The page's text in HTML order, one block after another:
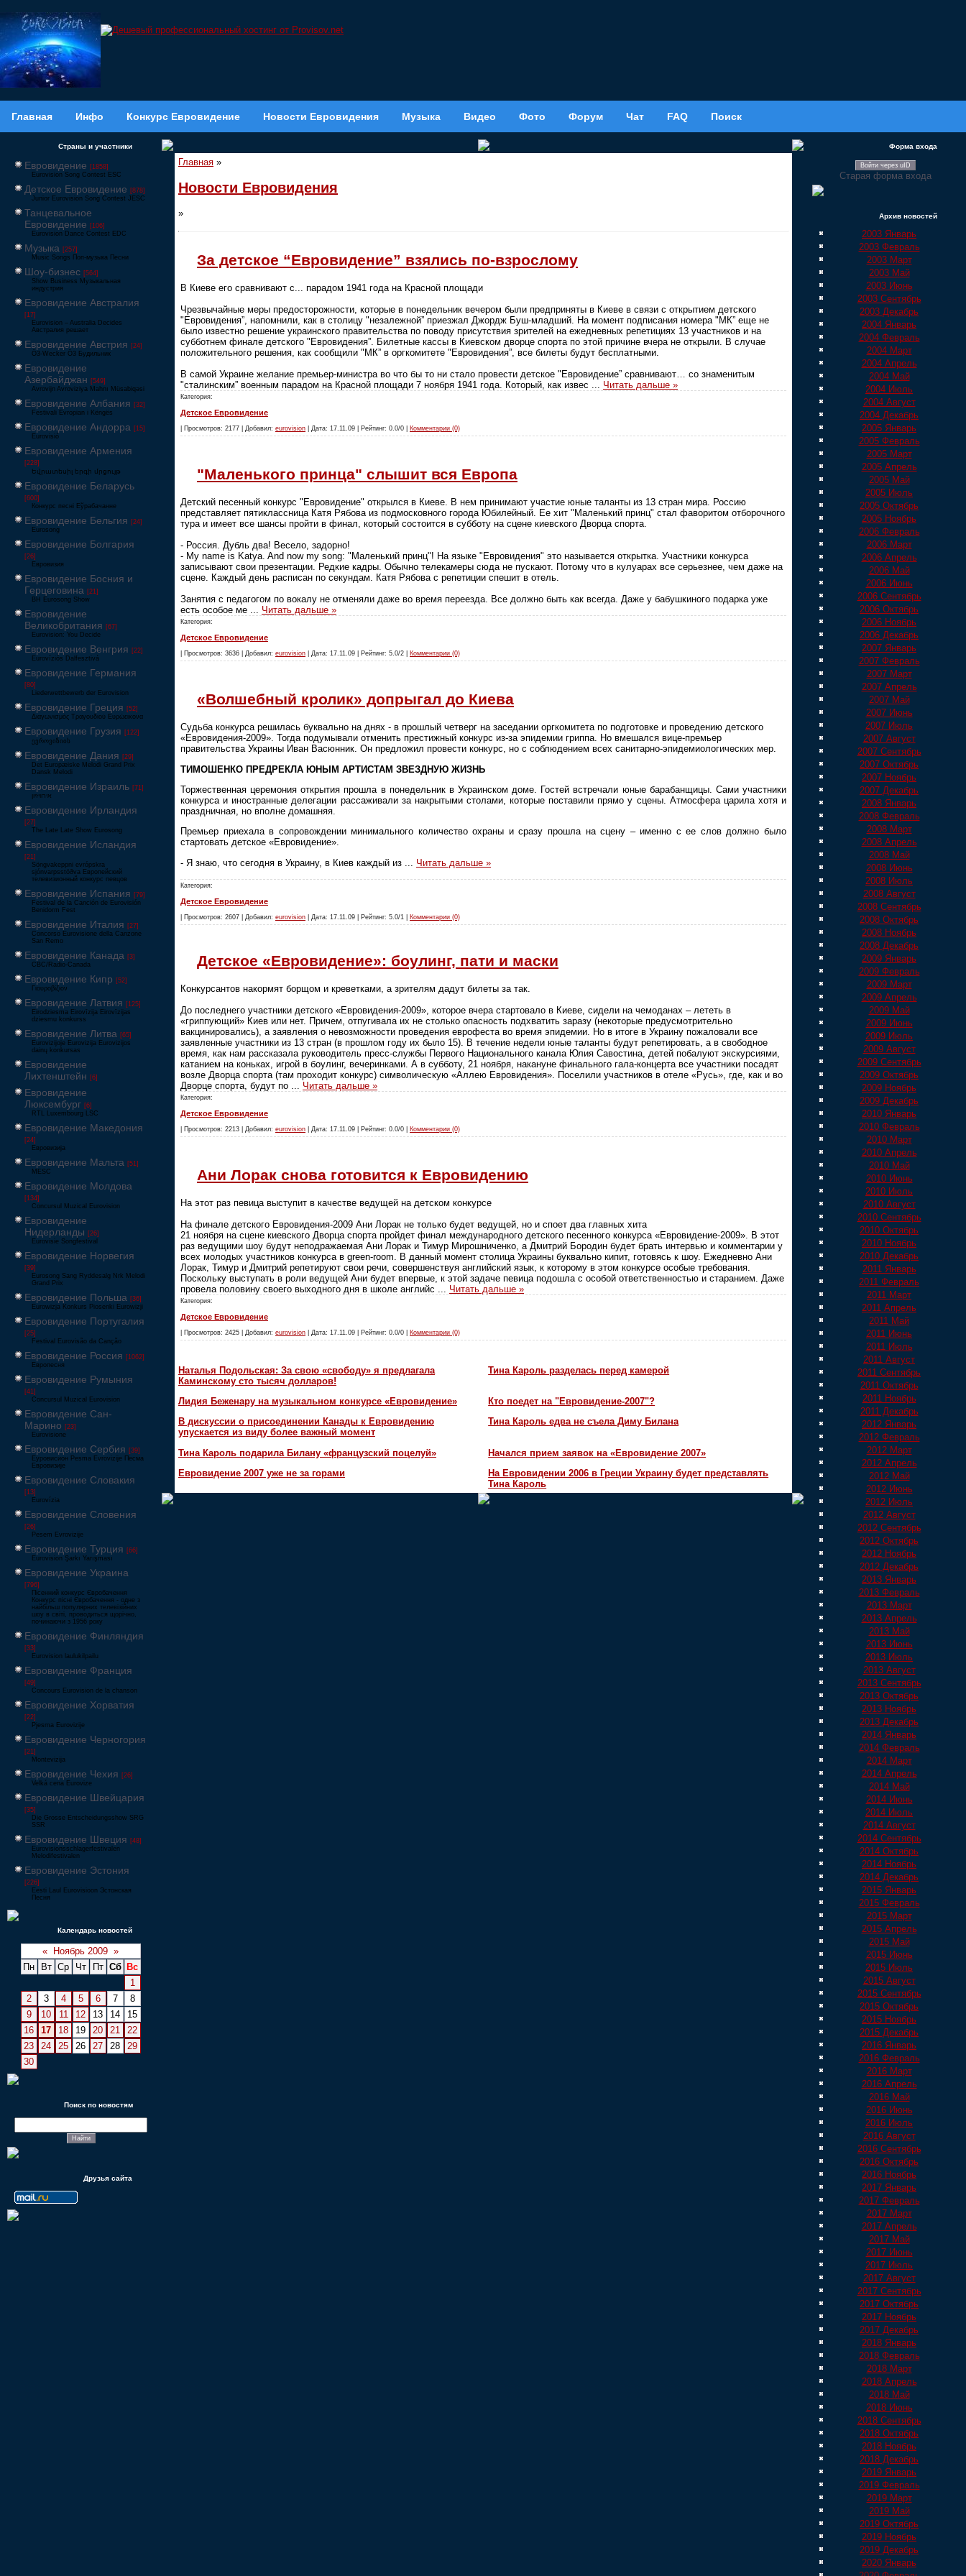
Главная Инфо Конкурс Евровидение Новости Евровидения Музыка Видео Фото Форум Чат FAQ Поиск
Страны и участники
Евровидение [1858]
Eurovision Song Contest ESC
Детское Евровидение [878]
Junior Eurovision Song Contest JESC
Танцевальное
Евровидение [106]
Eurovision Dance Contest EDC
Музыка [257]
Music Songs Поп-музыка Песни
Шоу-бизнес [564]
Show Business Музыкальная
индустрия
Евровидение Австралия
[17]
Eurovision – Australia Decides
Австралия решает
Евровидение Австрия [24]
Ö3-Wecker Ö3 Будильник
Евровидение
Азербайджан [549]
Avrovijn Avroviziya Mahnı Müsabiqəsi
Евровидение Албания [32]
Festivali Evropian i Këngës
Евровидение Андорра [15]
Eurovisió
Евровидение Армения
[228]
Եվրատեսիլ երգի մրցույթ
Евровидение Беларусь
[600]
Конкурс песні Еўрабачанне
Евровидение Бельгия [24]
Eurosong
Евровидение Болгария
[26]
Евровизия
Евровидение Босния и
Герцеговина [21]
BH Eurosong Show
Евровидение
Великобритания [67]
Eurovision: You Decide
Евровидение Венгрия [22]
Eurovíziós Dalfesztivá
Евровидение Германия
[80]
Liederwettbewerb der Eurovision
Евровидение Греция [52]
Διαγωνισμός Τραγουδιού Ευρώεικονα
Евровидение Грузия [122]
ევროვიზიის
Евровидение Дания [29]
Det Europæiske Melodi Grand Prix
Dansk Melodi
Евровидение Израиль [71]
‏אירוויזיון
Евровидение Ирландия
[27]
The Late Late Show Eurosong
Евровидение Исландия
[21]
Söngvakeppni evrópskra
sjónvarpsstöðva Европейский
телевизионный конкурс певцов
Евровидение Испания [79]
Festival de la Canción de Eurovisión
Benidorm Fest
Евровидение Италия [27]
Concorso Eurovisione della Canzone
San Remo
Евровидение Канада [3]
CBC/Radio-Canada
Евровидение Кипр [52]
Γιουροβίζιον
Евровидение Латвия [125]
Eirodziesma Eirovīzija Eirovīzijas
dziesmu konkurss
Евровидение Литва [65]
Eurovizijoje Eurovizija Eurovizijos
dainų konkursas
Евровидение
Лихтенштейн [6]
Евровидение
Люксембург [6]
RTL Luxembourg LSC
Евровидение Македония
[24]
Евровизија
Евровидение Мальта [51]
MESC
Евровидение Молдова
[134]
Concursul Muzical Eurovision
Евровидение
Нидерланды [26]
Eurovisie Songfestival
Евровидение Норвегия
[39]
Eurosong Sang Ryddesalg Nrk Melodi
Grand Prix
Евровидение Польша [36]
Eurowizja Konkurs Piosenki Eurowizji
Евровидение Португалия
[25]
Festival Eurovisão da Canção
Евровидение Россия [1062]
Европесня
Евровидение Румыния
[41]
Concursul Muzical Eurovision
Евровидение Сан-
Марино [23]
Eurovisione
Евровидение Сербия [39]
Еуровисион Pesma Evrovizije Песма
Евровизије
Евровидение Словакия
[13]
Eurovízia
Евровидение Словения
[26]
Pesem Evrovizije
Евровидение Турция [66]
Eurovision Şarkı Yarışması
Евровидение Украина
[796]
Пісенний конкурс Євробачення
Конкурс пісні Євробачення - одне з
найбільш популярних телевізійних
шоу в світі, проводиться щорічно,
починаючи з 1956 року
Евровидение Финляндия
[33]
Eurovision laulukilpailu
Евровидение Франция
[49]
Concours Eurovision de la chanson
Евровидение Хорватия
[22]
Pjesma Eurovizije
Евровидение Черногория
[21]
Montevizija
Евровидение Чехия [26]
Velká cena Eurovize
Евровидение Швейцария
[35]
Die Grosse Entscheidungsshow SRG
SSR
Евровидение Швеция [48]
Eurovisionsschlagerfestivalen
Melodifestivalen
Евровидение Эстония
[226]
Eesti Laul Eurovisioon Эстонская
Песня
Календарь новостей
« Ноябрь 2009 »
Пн
Вт Ср Чт Пт Сб
Вс
1
2
3 4 5 6 7
8
9
10 11 12 13 14
15
16
17 18 19 20 21
22
23
24 25 26 27 28
29
30
Поиск по новостям
Друзья сайта
Главная »
Новости Евровидения
»
За детское “Евровидение” взялись по-взрослому
В Киеве его сравнивают с... парадом 1941 года на Красной площади
Чрезвычайные меры предосторожности, которые в понедельник вечером были предприняты в Киеве в связи с открытием детского
"Евровидения”, напомнили, как в столицу "незалежной” приезжал Джордж Буш-младший. На момент подписания номера "МК” еще не
было известно решение украинского правительства по поводу присутствия зрителей на ежедневных репетициях 13 участников и на
субботнем финале детского "Евровидения”. Билетные кассы в Киевском дворце спорта по этой причине вчера не открыли. В случае
положительного решения, как сообщили "МК” в оргкомитете "Евровидения”, все билеты будут бесплатными.
В самой Украине желание премьер-министра во что бы то ни стало провести детское "Евровидение” сравнивают… со знаменитым
"сталинским” военным парадом на Красной площади 7 ноября 1941 года. Который, как извес ... Читать дальше »
Категория:
Детское Евровидение
| Просмотров: 2177 | Добавил: eurovision | Дата: 17.11.09 | Рейтинг: 0.0/0 | Комментарии (0)
"Маленького принца" слышит вся Европа
Детский песенный конкурс "Евровидение" открылся в Киеве. В нем принимают участие юные таланты из 13 стран мира. Россию
представляет пятиклассница Катя Рябова из подмосковного города Юбилейный. Ее хит "Маленький принц" стал фаворитом отборочного
тура и имеет все шансы пройти в финал, который состоится в субботу на сцене киевского Дворца спорта.
- Россия. Дубль два! Весело, задорно!
- My name is Katya. And now my song: "Маленький принц"! На языке "Евровидения" это называется открытка. Участники конкурса
записывают свои презентации. Редкие кадры. Обычно телекамеры сюда не пускают. Потому что в кулуарах все серьезнее, чем даже на
сцене. Каждый день расписан по секундам. Катя Рябова с репетиции спешит в отель.
Занятия с педагогом по вокалу не отменяли даже во время переезда. Все должно быть как всегда. Даже у бабушкиного подарка уже
есть особое ме ... Читать дальше »
Категория:
Детское Евровидение
| Просмотров: 3636 | Добавил: eurovision | Дата: 17.11.09 | Рейтинг: 5.0/2 | Комментарии (0)
«Волшебный кролик» допрыгал до Киева
Судьба конкурса решилась буквально на днях - в прошлый четверг на заседании оргкомитета по подготовке и проведению детского
«Евровидения-2009». Тогда подумывали отменить престижный конкурс из-за эпидемии гриппа. Но вмешался вице-премьер
правительства Украины Иван Васюнник. Он предложил провести конкурс, но с соблюдением всех санитарно-эпидемиологических мер.
ТИМОШЕНКО ПРЕДРЕКЛА ЮНЫМ АРТИСТАМ ЗВЕЗДНУЮ ЖИЗНЬ
Торжественная церемония открытия прошла в понедельник в Украинском доме. Гостей встречали юные барабанщицы. Сами участники
конкурса и иностранные делегации рассаживали за накрытыми столами, которые поставили прямо у сцены. Атмосфера царила хотя и
праздничная, но вполне домашняя.
Премьер приехала в сопровождении минимального количество охраны и сразу прошла на сцену – именно с ее слов должно было
стартовать детское «Евровидение».
- Я знаю, что сегодня в Украину, в Киев каждый из
Читать дальше »
Категория:
Детское Евровидение
| Просмотров: 2607 | Добавил: eurovision | Дата: 17.11.09 | Рейтинг: 5.0/1 | Комментарии (0)
Детское «Евровидение»: боулинг, пати и маски
Конкурсантов накормят борщом и креветками, а зрителям дадут билеты за так.
До последнего участники детского «Евровидения-2009», которое вчера стартовало в Киеве, сидели на чемоданах – лететь в
«гриппующий» Киев или нет. Причем, отпугивала их не столько опасность подхватить заразу (некоторые предусмотрительно
вакцинировались), а заявления о невозможности проведения еврофеста во время эпидемии. Но в итоге в Украину пожаловали все
заявленные участники из 13 стран (в прошлом году их было 15). В течение недели юные таланты будут репетировать, а в свободное
время, как нам рассказала руководитель пресс-службы Первого Национального канала Юлия Савостина, детей побалуют экскурсиями,
катанием на коньках, игрой в боулинг, вечеринками. А в субботу, 21 ноября, накануне финального гала-концерта все участники посадят
возле Дворца спорта (там проходит конкурс) символическую «Аллею Евровидения». Поселили участников в отеле «Русь», где, как и во
Дворце спорта, будут по ... Читать дальше »
Категория:
Детское Евровидение
| Просмотров: 2213 | Добавил: eurovision | Дата: 17.11.09 | Рейтинг: 0.0/0 | Комментарии (0)
Ани Лорак снова готовится к Евровидению
На этот раз певица выступит в качестве ведущей на детском конкурсе
На финале детского Евровидения-2009 Ани Лорак не только будет ведущей, но и споет два главных хита
21 ноября на сцене киевского Дворца спорта пройдет финал международного детского песенного конкурса «Евровидение-2009». В этот
раз ведущими шоу будут неподражаемая Ани Лорак и Тимур Мирошниченко, а Дмитрий Бородин будет брать интервью и комментарии у
всех молодых участников конкурса в green-room. В данный момент столица Украины буквально кипит, готовясь к шоу. Ежедневно Ани
Лорак, Тимур и Дмитрий репетируют свои речи, совершенствуя английский язык, к которому в этом конкурсе особые требования.
Поскольку выступать в роли ведущей Ани будет впервые, к этой задаче певица подошла с особой ответственностью и старанием. Даже
провела половину своего выходного дня в школе английс ... Читать дальше »
Категория:
Детское Евровидение
| Просмотров: 2425 | Добавил: eurovision | Дата: 17.11.09 | Рейтинг: 0.0/0 | Комментарии (0)
Наталья Подольская: За свою «свободу» я предлагала
Каминскому сто тысяч долларов!
Тина Кароль разделась перед камерой
Лидия Беженару на музыкальном конкурсе «Евровидение»
Кто поедет на "Евровидение-2007"?
В дискуссии о присоединении Канады к Евровидению
упускается из виду более важный момент
Тина Кароль едва не съела Диму Билана
Тина Кароль подарила Билану «французский поцелуй»
Начался прием заявок на «Евровидение 2007»
Евровидение 2007 уже не за горами
На Евровидении 2006 в Греции Украину будет представлять
Тина Кароль
Форма входа
Войти через uID
Старая форма входа
Архив новостей
2003 Январь
2003 Февраль
2003 Март
2003 Май
2003 Июнь
2003 Сентябрь
2003 Декабрь
2004 Январь
2004 Февраль
2004 Март
2004 Апрель
2004 Май
2004 Июль
2004 Август
2004 Декабрь
2005 Январь
2005 Февраль
2005 Март
2005 Апрель
2005 Май
2005 Июль
2005 Октябрь
2005 Ноябрь
2006 Февраль
2006 Март
2006 Апрель
2006 Май
2006 Июнь
2006 Сентябрь
2006 Октябрь
2006 Ноябрь
2006 Декабрь
2007 Январь
2007 Февраль
2007 Март
2007 Апрель
2007 Май
2007 Июнь
2007 Июль
2007 Август
2007 Сентябрь
2007 Октябрь
2007 Ноябрь
2007 Декабрь
2008 Январь
2008 Февраль
2008 Март
2008 Апрель
2008 Май
2008 Июнь
2008 Июль
2008 Август
2008 Сентябрь
2008 Октябрь
2008 Ноябрь
2008 Декабрь
2009 Январь
2009 Февраль
2009 Март
2009 Апрель
2009 Май
2009 Июнь
2009 Июль
2009 Август
2009 Сентябрь
2009 Октябрь
2009 Ноябрь
2009 Декабрь
2010 Январь
2010 Февраль
2010 Март
2010 Апрель
2010 Май
2010 Июнь
2010 Июль
2010 Август
2010 Сентябрь
2010 Октябрь
2010 Ноябрь
2010 Декабрь
2011 Январь
2011 Февраль
2011 Март
2011 Апрель
2011 Май
2011 Июнь
2011 Июль
2011 Август
2011 Сентябрь
2011 Октябрь
2011 Ноябрь
2011 Декабрь
2012 Январь
2012 Февраль
2012 Март
2012 Апрель
2012 Май
2012 Июнь
2012 Июль
2012 Август
2012 Сентябрь
2012 Октябрь
2012 Ноябрь
2012 Декабрь
2013 Январь
2013 Февраль
2013 Март
2013 Апрель
2013 Май
2013 Июнь
2013 Июль
2013 Август
2013 Сентябрь
2013 Октябрь
2013 Ноябрь
2013 Декабрь
2014 Январь
2014 Февраль
2014 Март
2014 Апрель
2014 Май
2014 Июнь
2014 Июль
2014 Август
2014 Сентябрь
2014 Октябрь
2014 Ноябрь
2014 Декабрь
2015 Январь
2015 Февраль
2015 Март
2015 Апрель
2015 Май
2015 Июнь
2015 Июль
2015 Август
2015 Сентябрь
2015 Октябрь
2015 Ноябрь
2015 Декабрь
2016 Январь
2016 Февраль
2016 Март
2016 Апрель
2016 Май
2016 Июнь
2016 Июль
2016 Август
2016 Сентябрь
2016 Октябрь
2016 Ноябрь
2017 Январь
2017 Февраль
2017 Март
2017 Апрель
2017 Май
2017 Июнь
2017 Июль
2017 Август
2017 Сентябрь
2017 Октябрь
2017 Ноябрь
2017 Декабрь
2018 Январь
2018 Февраль
2018 Март
2018 Апрель
2018 Май
2018 Июнь
2018 Сентябрь
2018 Октябрь
2018 Ноябрь
2018 Декабрь
2019 Январь
2019 Февраль
2019 Март
2019 Май
2019 Октябрь
2019 Ноябрь
2019 Декабрь
2020 Январь